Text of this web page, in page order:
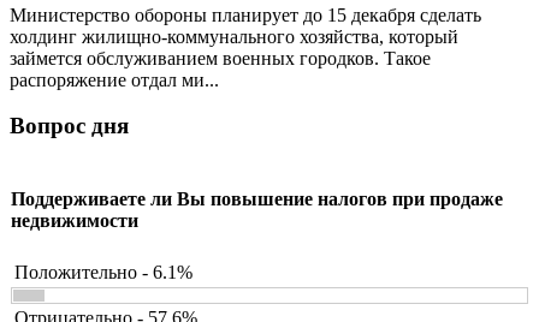
Министерство обороны планирует до 15 декабря сделать
холдинг жилищно-коммунального хозяйства, который
займется обслуживанием военных городков. Такое
распоряжение отдал ми...
Вопрос дня
Поддерживаете ли Вы повышение налогов при продаже
недвижимости
Положительно - 6.1%
Отрицательно - 57.6%